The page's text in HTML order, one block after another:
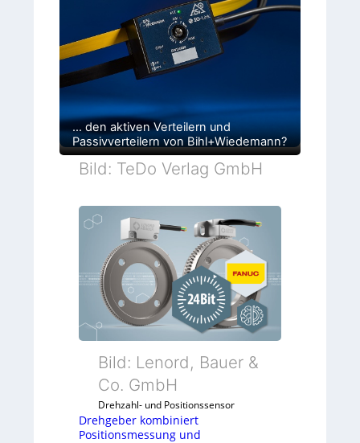
… den aktiven Verteilern und
Passivverteilern von Bihl+Wiedemann?
Bild: TeDo Verlag GmbH
Bild: Lenord, Bauer &
Co. GmbH
Drehzahl- und Positionssensor
Drehgeber kombiniert
Positionsmessung und